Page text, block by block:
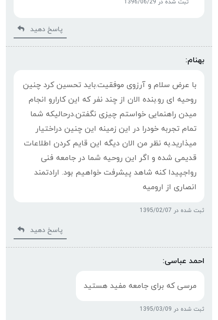
ثبت شده در 1396/06/29
پاسخ دهید
بهنام:
با عرض سلام و آرزوی موفقیت.باید تحسین کرد چنین
روحیه ای رو.بنده الان از چند نفر که این کارارو انجام
میدن راهنمایی خواستم چیزی نگفتن.درحالیکه شما
تمام تجربه خودرا در این زمینه این چنین دراختیار
میذارید.به نظر من الان دیگه این قایم کردن اطلاعات
قدیمی شده و اگر این روحیه شما در جامعه فنی
رواجپیدا کنه شاهد پیشرفت خواهیم بود. ارادتمند
انصاری از ارومیه
ثبت شده در 1395/02/07
پاسخ دهید
احمد عباسی:
مرسی که برای جامعه مفید هستید
ثبت شده در 1395/03/09